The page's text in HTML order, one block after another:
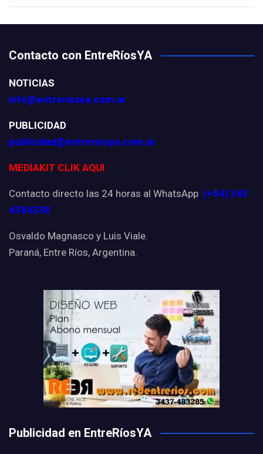
Contacto con EntreRíosYA
NOTICIAS
info@entreriosya.com.ar
PUBLICIDAD
publicidad@entreriosya.com.ar
MEDIAKIT CLIK AQUI
Contacto directo las 24 horas al WhatsApp (+54) 343
4384338
Osvaldo Magnasco y Luis Viale.
Paraná, Entre Ríos, Argentina.
Publicidad en EntreRíosYA